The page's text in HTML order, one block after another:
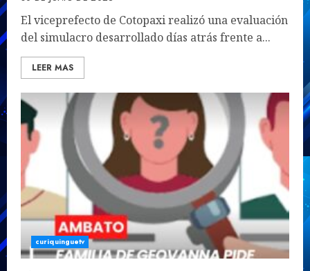
El viceprefecto de Cotopaxi realizó una evaluación
del simulacro desarrollado días atrás frente a...
LEER MAS
curiquinguetv